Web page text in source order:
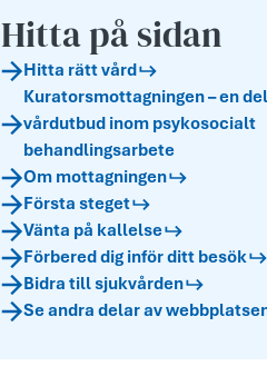
Hitta på sidan
Hitta rätt vård
Kurators­mottagningen – en
vårdutbud inom psykosocialt
behandlingsarbete
Om mottagningen
Första steget
Vänta på kallelse
Förbered dig inför ditt besök
Bidra till sjukvården
Se andra delar av